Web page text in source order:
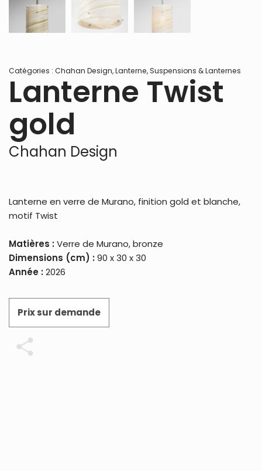
Catégories : Chahan Design,Lanterne,Suspensions & Lanternes
Lanterne Twist
gold
Chahan Design
Lanterne en verre de Murano, finition gold et blanche,
motif Twist
Matières : Verre de Murano, bronze
Dimensions (cm) : 90 x 30 x 30
Année : 2026
Prix sur demande